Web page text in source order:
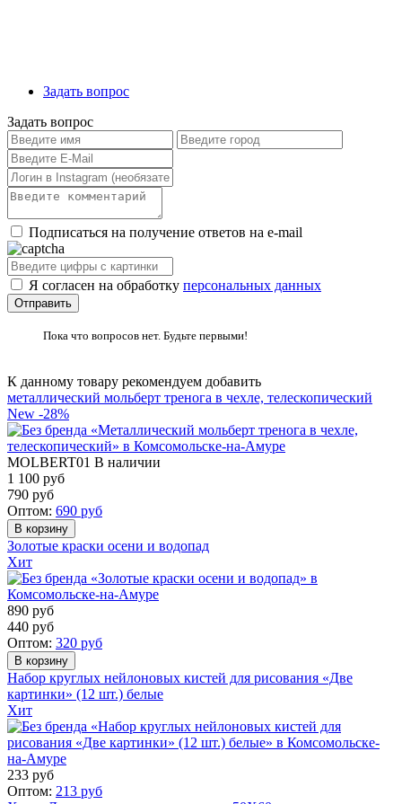
Задать вопрос
Задать вопрос
Подписаться на получение ответов на e-mail
Я согласен на обработку персональных данных
Пока что вопросов нет. Будьте первыми!
К данному товару рекомендуем добавить
металлический мольберт тренога в чехле, телескопический
New -28%
MOLBERT01 В наличии
1 100 руб
790 руб
Оптом: 690 руб
Золотые краски осени и водопад
Хит
890 руб
440 руб
Оптом: 320 руб
Набор круглых нейлоновых кистей для рисования «Две
картинки» (12 шт.) белые
Хит
233 руб
Оптом: 213 руб